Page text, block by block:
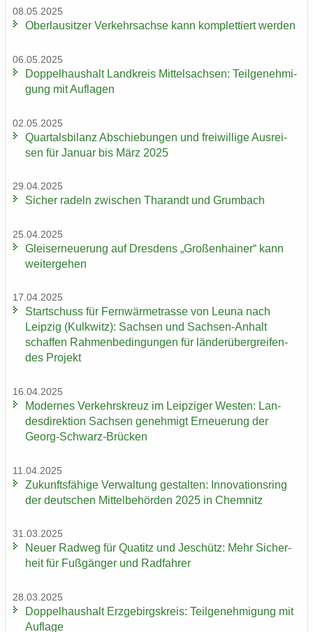
08.05.2025
Ober­lau­sit­zer Ver­kehrs­ach­se kann kom­plet­tiert wer­den
06.05.2025
Dop­pel­haus­halt Land­kreis Mit­tel­sach­sen: Teil­ge­neh­mi­
gung mit Auf­la­gen
02.05.2025
Quar­tals­bi­lanz Ab­schie­bun­gen und frei­wil­li­ge Aus­rei­
sen für Ja­nu­ar bis März 2025
29.04.2025
Si­cher ra­deln zwi­schen Tha­randt und Grum­bach
25.04.2025
Gleis­er­neue­rung auf Dres­dens „Gro­ßen­hai­ner“ kann
wei­ter­ge­hen
17.04.2025
Start­schuss für Fern­wär­me­tras­se von Leuna nach
Leip­zig (Kulk­witz): Sach­sen und Sachsen-​Anhalt
schaf­fen Rah­men­be­din­gun­gen für län­der­über­grei­fen­
des Pro­jekt
16.04.2025
Mo­der­nes Ver­kehrs­kreuz im Leip­zi­ger Wes­ten: Lan­
des­di­rek­ti­on Sach­sen ge­neh­migt Er­neue­rung der
Georg-​Schwarz-Brücken
11.04.2025
Zu­kunfts­fä­hi­ge Ver­wal­tung ge­stal­ten: In­no­va­ti­ons­ring
der deut­schen Mit­tel­be­hör­den 2025 in Chem­nitz
31.03.2025
Neuer Rad­weg für Qua­titz und Je­schütz: Mehr Si­cher­
heit für Fuß­gän­ger und Rad­fah­rer
28.03.2025
Dop­pel­haus­halt Erz­ge­birgs­kreis: Teil­ge­neh­mi­gung mit
Auf­la­ge